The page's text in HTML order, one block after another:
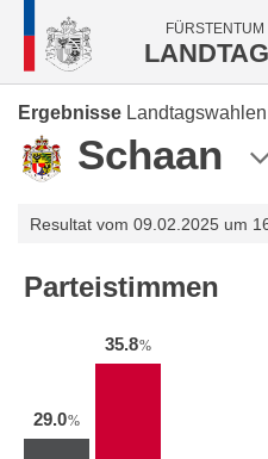
Ergebnisse
Schaan
Resultat vom 09.02.2025 um
Parteistimmen
29.0%
35.8%